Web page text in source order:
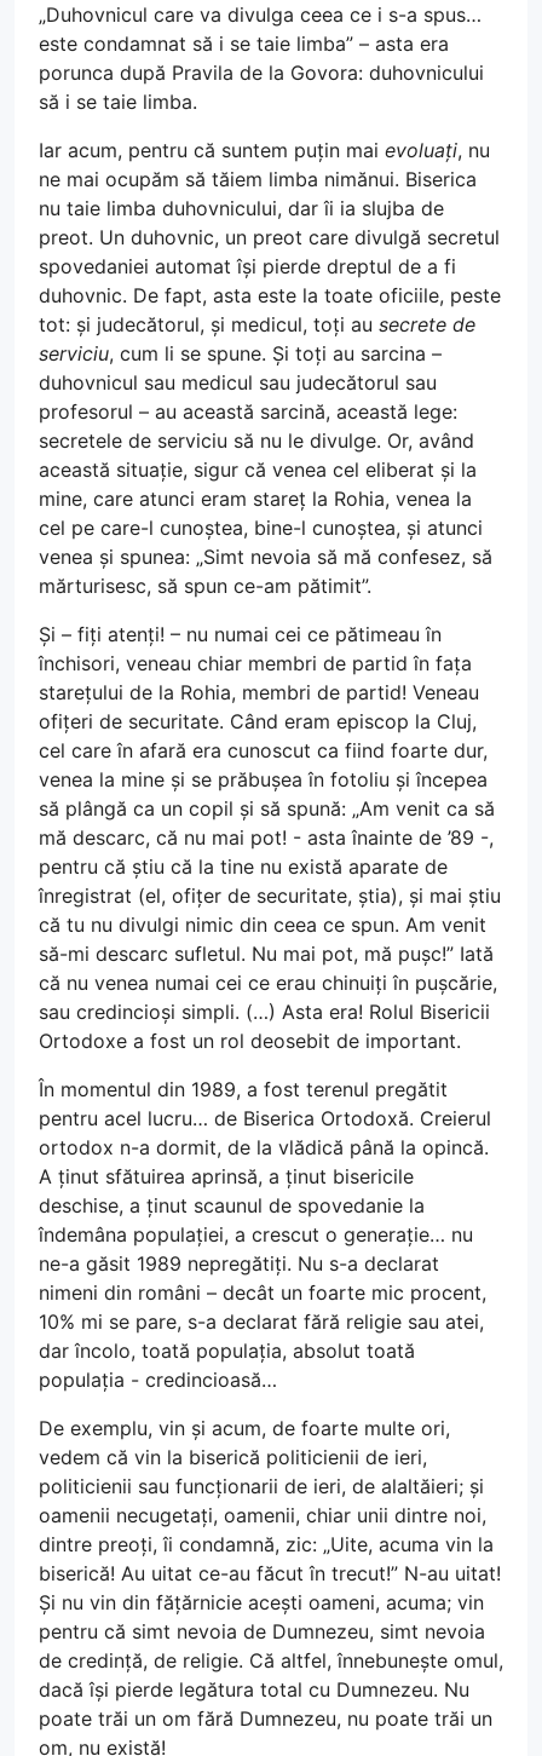
„Duhovnicul care va divulga ceea ce i s-a spus…
este condamnat să i se taie limba” – asta era
porunca după Pravila de la Govora: duhovnicului
să i se taie limba.
Iar acum, pentru că suntem puțin mai evoluați, nu
ne mai ocupăm să tăiem limba nimănui. Biserica
nu taie limba duhovnicului, dar îi ia slujba de
preot. Un duhovnic, un preot care divulgă secretul
spovedaniei automat își pierde dreptul de a fi
duhovnic. De fapt, asta este la toate oficiile, peste
tot: și judecătorul, și medicul, toți au secrete de
serviciu, cum li se spune. Și toți au sarcina –
duhovnicul sau medicul sau judecătorul sau
profesorul – au această sarcină, această lege:
secretele de serviciu să nu le divulge. Or, având
această situație, sigur că venea cel eliberat și la
mine, care atunci eram stareț la Rohia, venea la
cel pe care-l cunoștea, bine-l cunoștea, și atunci
venea și spunea: „Simt nevoia să mă confesez, să
mărturisesc, să spun ce-am pătimit”.
Și – fiți atenți! – nu numai cei ce pătimeau în
închisori, veneau chiar membri de partid în fața
starețului de la Rohia, membri de partid! Veneau
ofițeri de securitate. Când eram episcop la Cluj,
cel care în afară era cunoscut ca fiind foarte dur,
venea la mine și se prăbușea în fotoliu și începea
să plângă ca un copil și să spună: „Am venit ca să
mă descarc, că nu mai pot! - asta înainte de ’89 -,
pentru că știu că la tine nu există aparate de
înregistrat (el, ofițer de securitate, știa), și mai știu
că tu nu divulgi nimic din ceea ce spun. Am venit
să-mi descarc sufletul. Nu mai pot, mă pușc!” Iată
că nu venea numai cei ce erau chinuiți în pușcărie,
sau credincioși simpli. (…) Asta era! Rolul Bisericii
Ortodoxe a fost un rol deosebit de important.
În momentul din 1989, a fost terenul pregătit
pentru acel lucru… de Biserica Ortodoxă. Creierul
ortodox n-a dormit, de la vlădică până la opincă.
A ținut sfătuirea aprinsă, a ținut bisericile
deschise, a ținut scaunul de spovedanie la
îndemâna populației, a crescut o generație… nu
ne-a găsit 1989 nepregătiți. Nu s-a declarat
nimeni din români – decât un foarte mic procent,
10% mi se pare, s-a declarat fără religie sau atei,
dar încolo, toată populația, absolut toată
populația - credincioasă…
De exemplu, vin și acum, de foarte multe ori,
vedem că vin la biserică politicienii de ieri,
politicienii sau funcționarii de ieri, de alaltăieri; și
oamenii necugetați, oamenii, chiar unii dintre noi,
dintre preoți, îi condamnă, zic: „Uite, acuma vin la
biserică! Au uitat ce-au făcut în trecut!” N-au uitat!
Și nu vin din fățărnicie acești oameni, acuma; vin
pentru că simt nevoia de Dumnezeu, simt nevoia
de credință, de religie. Că altfel, înnebunește omul,
dacă își pierde legătura total cu Dumnezeu. Nu
poate trăi un om fără Dumnezeu, nu poate trăi un
om, nu există!